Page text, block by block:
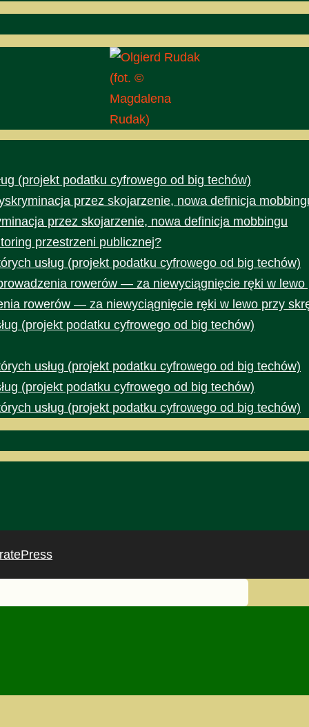
(fot. ©
Magdalena
Rudak)
(projekt podatku cyfrowego od big techów)
przez skojarzenie, nowa definicja
przez skojarzenie, nowa definicja mobbingu
przestrzeni publicznej?
usług (projekt podatku cyfrowego od big techów)
rowerów — za niewyciągnięcie ręki w lewo
rowerów — za niewyciągnięcie ręki w lewo przy
(projekt podatku cyfrowego od big techów)
usług (projekt podatku cyfrowego od big techów)
(projekt podatku cyfrowego od big techów)
usług (projekt podatku cyfrowego od big techów)